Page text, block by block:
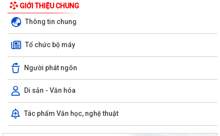
GIỚI THIỆU CHUNG
Thông tin chung
Tổ chức bộ máy
Người phát ngôn
Di sản - Văn hóa
Tác phẩm Văn học, nghệ thuật